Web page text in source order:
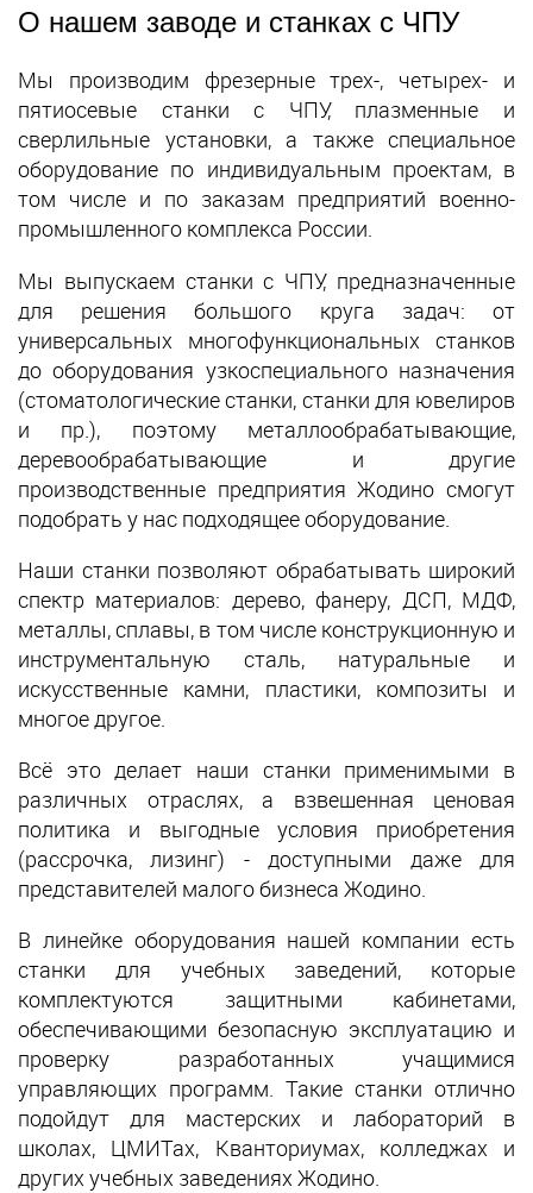
О нашем заводе и станках с ЧПУ
Мы производим фрезерные трех-, четырех- и
пятиосевые станки с ЧПУ, плазменные и
сверлильные установки, а также специальное
оборудование по индивидуальным проектам, в
том числе и по заказам предприятий военно-
промышленного комплекса России.
Мы выпускаем станки с ЧПУ, предназначенные
для решения большого круга задач: от
универсальных многофункциональных станков
до оборудования узкоспециального назначения
(стоматологические станки, станки для ювелиров
и пр.), поэтому металлообрабатывающие,
деревообрабатывающие и другие
производственные предприятия Жодино смогут
подобрать у нас подходящее оборудование.
Наши станки позволяют обрабатывать широкий
спектр материалов: дерево, фанеру, ДСП, МДФ,
металлы, сплавы, в том числе конструкционную и
инструментальную сталь, натуральные и
искусственные камни, пластики, композиты и
многое другое.
Всё это делает наши станки применимыми в
различных отраслях, а взвешенная ценовая
политика и выгодные условия приобретения
(рассрочка, лизинг) - доступными даже для
представителей малого бизнеса Жодино.
В линейке оборудования нашей компании есть
станки для учебных заведений, которые
комплектуются защитными кабинетами,
обеспечивающими безопасную эксплуатацию и
проверку разработанных учащимися
управляющих программ. Такие станки отлично
подойдут для мастерских и лабораторий в
школах, ЦМИТах, Кванториумах, колледжах и
других учебных заведениях Жодино.